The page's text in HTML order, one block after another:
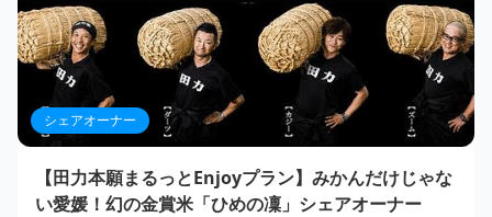
シェアオーナー
【田力本願まるっとEnjoyプラン】みかんだけじゃな
い愛媛！幻の金賞米「ひめの凜」シェアオーナー